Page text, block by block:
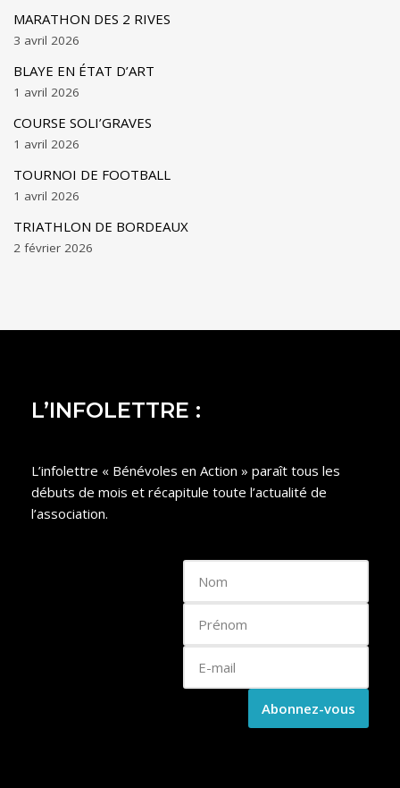
MARATHON DES 2 RIVES
3 avril 2026
BLAYE EN ÉTAT D’ART
1 avril 2026
COURSE SOLI’GRAVES
1 avril 2026
TOURNOI DE FOOTBALL
1 avril 2026
TRIATHLON DE BORDEAUX
2 février 2026
L’INFOLETTRE :
L’infolettre « Bénévoles en Action » paraît tous les
débuts de mois et récapitule toute l’actualité de
l’association.